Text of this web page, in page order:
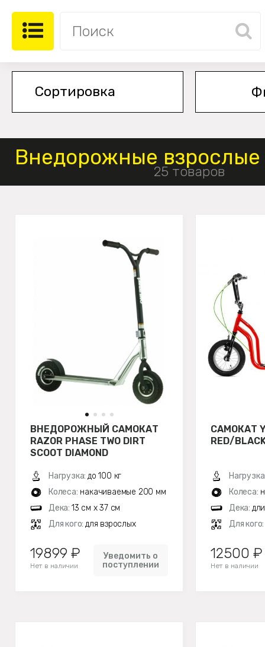
Внедорожные
25 товаров
ВНЕДОРОЖНЫЙ САМОКАТ
RAZOR PHASE TWO DIRT
SCOOT DIAMOND
Нагрузка: до 100 кг
Колеса: накачиваемые 200 мм
Дека: 13 см х 37 см
Для кого: для взрослых
19899 ₽
Нет в наличии
Уведомить о
поступлении
САМОКАТ
RED/
Колеса:
Дека:
Для кого:
12500 ₽
Нет в наличии